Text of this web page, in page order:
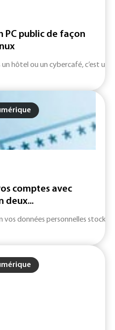
PC public de façon
un hôtel ou un cybercafé, c’est
comptes avec
deux...
vos données personnelles